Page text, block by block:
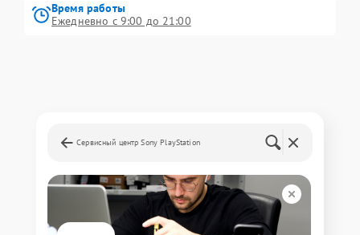
Время работы
Ежедневно с 9:00 до 21:00
Сервисный центр Sony PlayStation